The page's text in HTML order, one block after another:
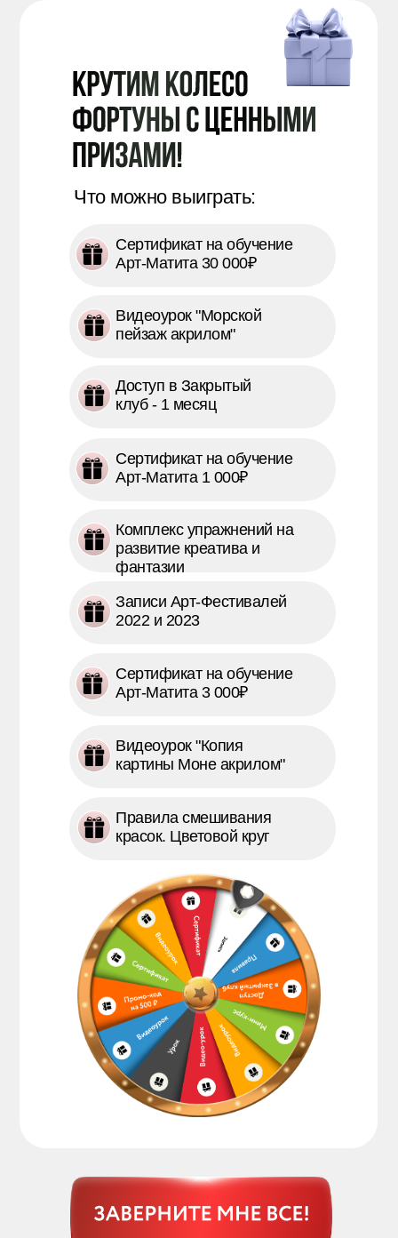
Что можно выиграть:
Сертификат на обучение
Арт-Матита 30 000₽
Видеоурок "Морской
пейзаж акрилом"
Доступ в Закрытый
клуб - 1 месяц
Сертификат на обучение
Арт-Матита 1 000₽
Комплекс упражнений на
развитие креатива и
фантазии
Записи Арт-Фестивалей
2022 и 2023
Сертификат на обучение
Арт-Матита 3 000₽
Видеоурок "Копия
картины Моне акрилом"
Правила смешивания
красок. Цветовой круг
Сколько платят
акрилом
Как убрать страх
Какие картины
наиболее
Как и где
продвигать себя и